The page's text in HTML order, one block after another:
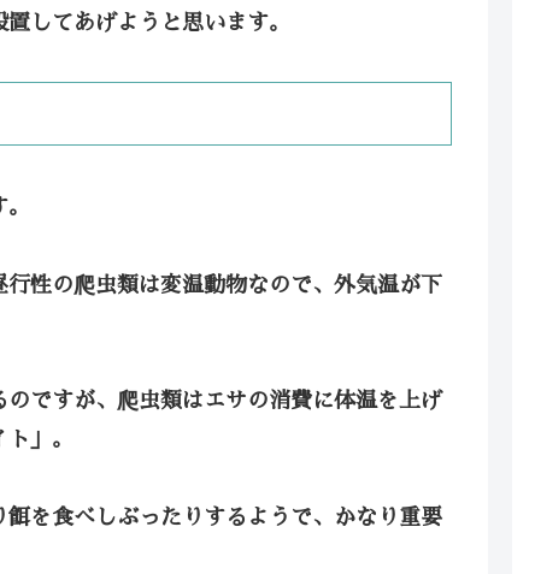
してあげようと思います。
性の爬虫類は変温動物なので、外気温が下
ですが、爬虫類はエサの消費に体温を上げ
」。
を食べしぶったりするようで、かなり重要